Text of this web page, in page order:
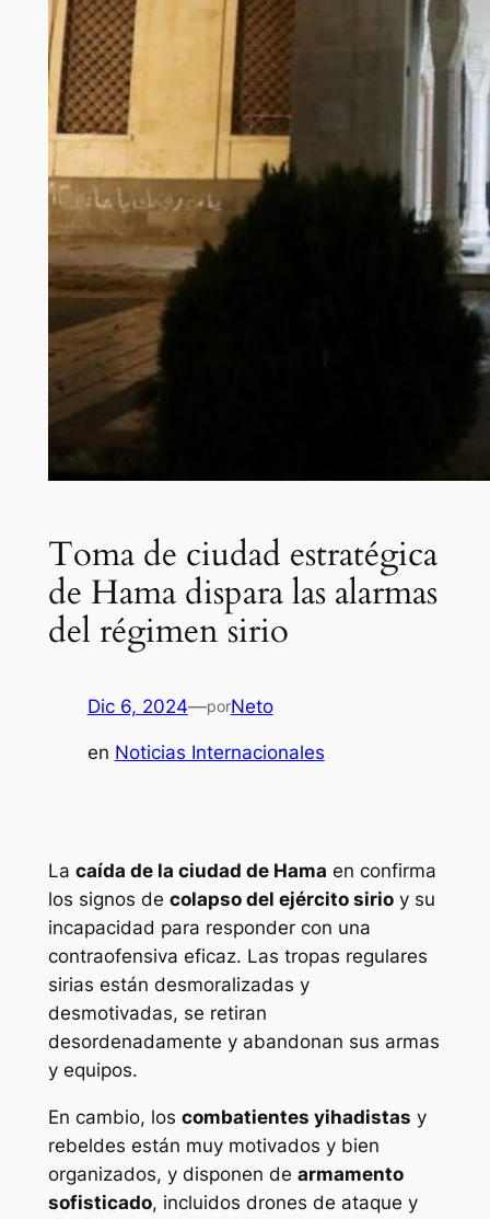
Toma de ciudad estratégica
de Hama dispara las alarmas
del régimen sirio
Dic 6, 2024—porNeto
en Noticias Internacionales
La caída de la ciudad de Hama en confirma
los signos de colapso del ejército sirioy su
incapacidad para responder con una
contraofensiva eficaz. Las tropas regulares
sirias están desmoralizadas y
desmotivadas, se retiran
desordenadamente y abandonan sus armas
y equipos.
En cambio, los combatientes yihadistas y
rebeldes están muy motivados y bien
organizados, y disponen de armamento
sofisticado, incluidos drones de ataque y